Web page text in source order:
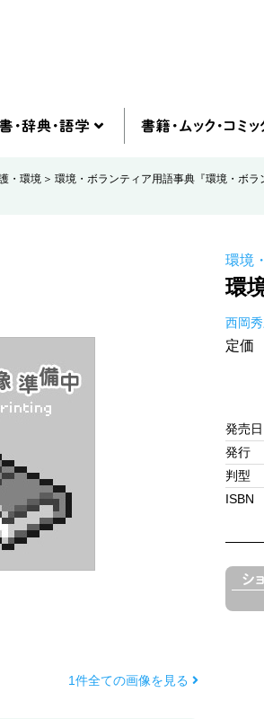
・環境 環境・ボランティア用語事典『環境・ボラ
1件全ての画像を見る
環境
環
西岡秀
定価
発売日
発行
判型
ISBN